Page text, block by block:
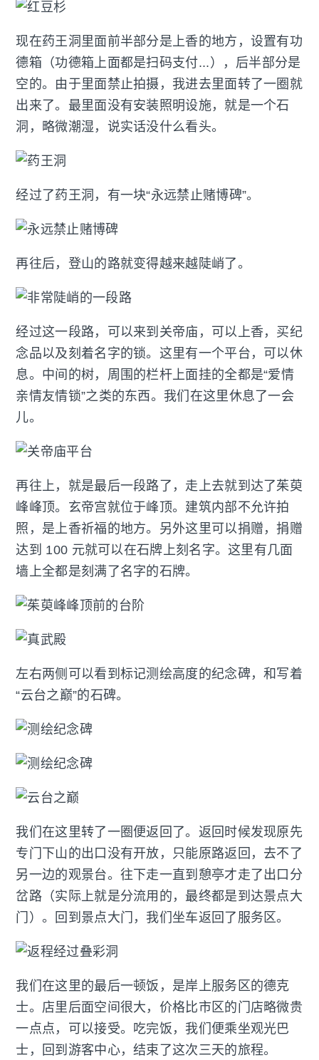
现在药王洞里面前半部分是上香的地方，设置有功
德箱（功德箱上面都是扫码支付...），后半部分是
空的。由于里面禁止拍摄，我进去里面转了一圈就
出来了。最里面没有安装照明设施，就是一个石
洞，略微潮湿，说实话没什么看头。
经过了药王洞，有一块“永远禁止赌博碑”。
再往后，登山的路就变得越来越陡峭了。
经过这一段路，可以来到关帝庙，可以上香，买纪
念品以及刻着名字的锁。这里有一个平台，可以休
息。中间的树，周围的栏杆上面挂的全都是“爱情
亲情友情锁”之类的东西。我们在这里休息了一会
儿。
再往上，就是最后一段路了，走上去就到达了茱萸
峰峰顶。玄帝宫就位于峰顶。建筑内部不允许拍
照，是上香祈福的地方。另外这里可以捐赠，捐赠
达到 100 元就可以在石牌上刻名字。这里有几面
墙上全都是刻满了名字的石牌。
左右两侧可以看到标记测绘高度的纪念碑，和写着
“云台之巅”的石碑。
我们在这里转了一圈便返回了。返回时候发现原先
专门下山的出口没有开放，只能原路返回，去不了
另一边的观景台。往下走一直到憩亭才走了出口分
岔路（实际上就是分流用的，最终都是到达景点大
门）。回到景点大门，我们坐车返回了服务区。
我们在这里的最后一顿饭，是岸上服务区的德克
士。店里后面空间很大，价格比市区的门店略微贵
一点点，可以接受。吃完饭，我们便乘坐观光巴
士，回到游客中心，结束了这次三天的旅程。